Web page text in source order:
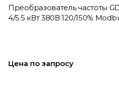
Преобразователь частоты
4/5.5 кВт 380В 120/150%
Цена по запросу